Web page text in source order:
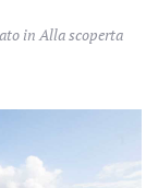
inAlla scoperta